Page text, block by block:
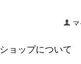
マ
ショップについて